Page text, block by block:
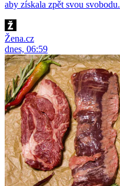
aby získala zpět svou svobodu.
Žena.cz
dnes, 06:59